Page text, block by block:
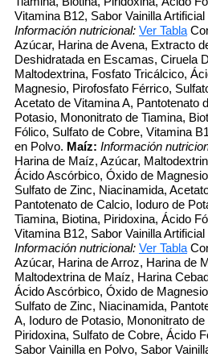
Vitamina B12, Sabor Vainilla Artificial
Información nutricional: Ver Tabla
Azúcar, Harina de Avena, Extracto
Deshidratada en Escamas, Ciruela
Maltodextrina, Fosfato Tricálcico,
Magnesio, Pirofosfato Férrico,
Acetato de Vitamina A, Pantotenato
Potasio, Mononitrato de Tiamina,
Fólico, Sulfato de Cobre, Vitamina
en Polvo. Maíz: Información
Harina de Maíz, Azúcar,
Ácido Ascórbico, Óxido de
Sulfato de Zinc, Niacinamida,
Pantotenato de Calcio, Ioduro de
Tiamina, Biotina, Piridoxina, Ácido
Vitamina B12, Sabor Vainilla Artificial
Información nutricional: Ver Tabla
Azúcar, Harina de Arroz, Harina de
Maltodextrina de Maíz, Harina
Ácido Ascórbico, Óxido de
Sulfato de Zinc, Niacinamida,
A, Ioduro de Potasio, Mononitrato de
Piridoxina, Sulfato de Cobre, Ácido
Sabor Vainilla en Polvo, Sabor